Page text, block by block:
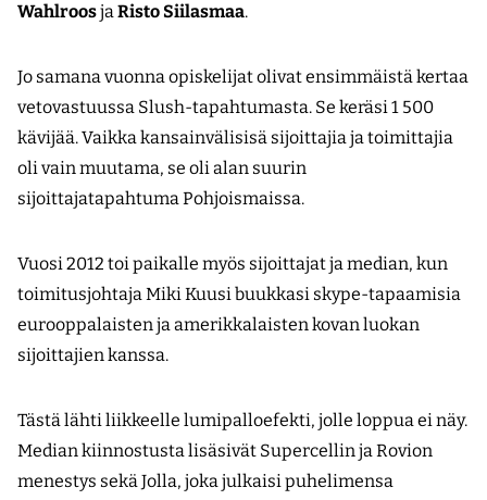
WahlroosjaRisto Siilasmaa.
Jo samana vuonna opiskelijat olivat ensimmäistä kertaa
vetovastuussa Slush-tapahtumasta. Se keräsi 1 500
kävijää. Vaikka kansainvälisisä sijoittajia ja toimittajia
oli vain muutama, se oli alan suurin
sijoittajatapahtuma Pohjoismaissa.
Vuosi 2012 toi paikalle myös sijoittajat ja median, kun
toimitusjohtaja Miki Kuusi buukkasi skype-tapaamisia
eurooppalaisten ja amerikkalaisten kovan luokan
sijoittajien kanssa.
Tästä lähti liikkeelle lumipalloefekti, jolle loppua ei näy.
Median kiinnostusta lisäsivät Supercellin ja Rovion
menestys sekä Jolla, joka julkaisi puhelimensa